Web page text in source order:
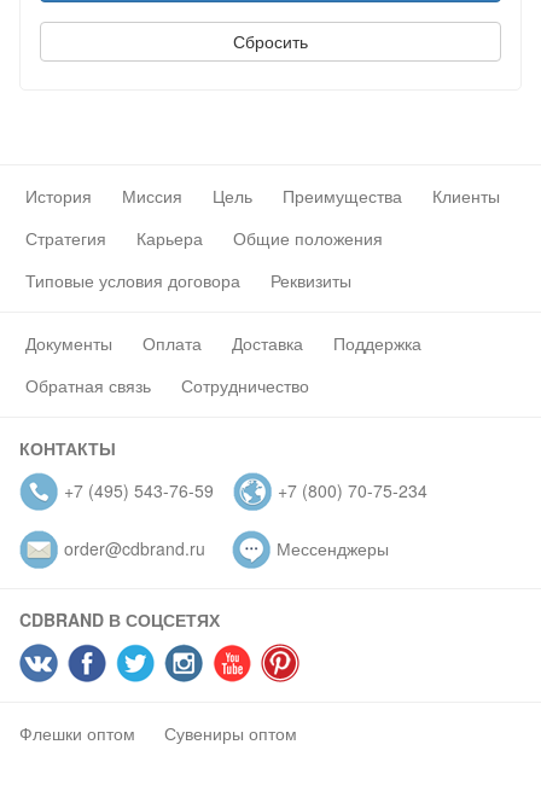
История Миссия Цель Преимущества
Клиенты
Стратегия
Карьера
Общие положения
Типовые условия договора
Реквизиты
Документы Оплата Доставка
Поддержка
Обратная связь
Сотрудничество
КОНТАКТЫ
+7 (495) 543-76-59
+7 (800) 70-75-234
order@cdbrand.ru Мессенджеры
CDBRAND В СОЦСЕТЯХ
Флешки оптом Сувениры оптом